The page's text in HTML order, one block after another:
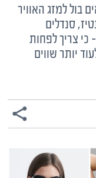
בול למזג האוויר
סנדלים
כי צריך לפחות
יותר שווים